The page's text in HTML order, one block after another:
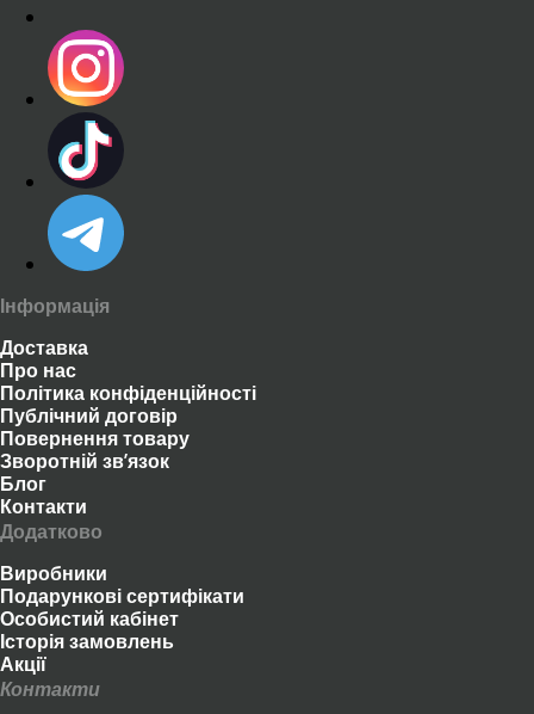
Інформація
Доставка
Про нас
Політика конфіденційності
Публічний договір
Повернення товару
Зворотній зв’язок
Блог
Контакти
Додатково
Виробники
Подарункові сертифікати
Особистий кабінет
Історія замовлень
Акції
Контакти